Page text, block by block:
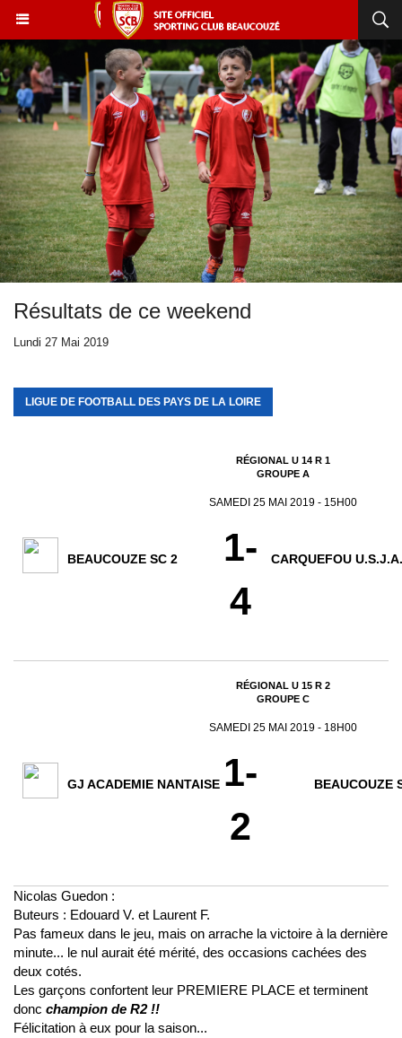
Résultats de ce weekend
Lundi 27 Mai 2019
LIGUE DE FOOTBALL DES PAYS DE LA LOIRE
RÉGIONAL U 14 R 1
GROUPE A
SAMEDI 25 MAI 2019 - 15H00
BEAUCOUZE SC 2
1-
4
CARQUEFOU
RÉGIONAL U 15 R 2
GROUPE C
SAMEDI 25 MAI 2019 - 18H00
GJ ACADEMIE NANTAISE 1-
2
BEAUCOUZE
Nicolas Guedon :
Buteurs : Edouard V. et Laurent F.
Pas fameux dans le jeu, mais on arrache la victoire à la dernière
minute... le nul aurait été mérité, des occasions cachées des
deux cotés.
Les garçons confortent leur PREMIERE PLACE et terminent
donc champion de R2 !!
Félicitation à eux pour la saison...